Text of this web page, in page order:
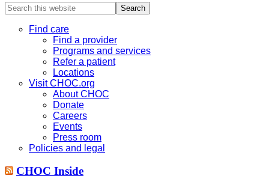
Search
this
websiteFind care
Find a provider
Programs and services
Refer a patient
Locations
Visit CHOC.org
About CHOC
Donate
Careers
Events
Press room
Policies and legal
CHOC Inside